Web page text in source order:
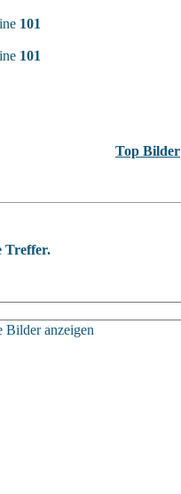
101
101
Top Bilder
Treffer.
Bilder anzeigen